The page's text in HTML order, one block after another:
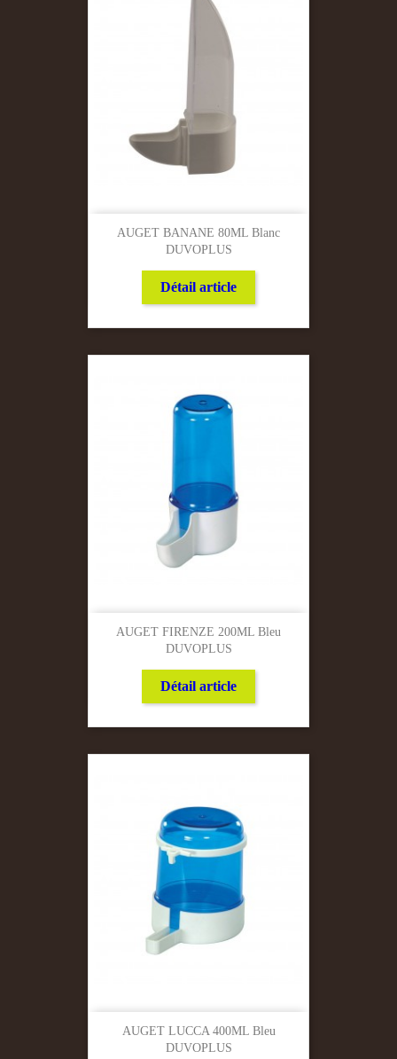
AUGET BANANE 80ML Blanc
DUVOPLUS
Détail article
AUGET FIRENZE 200ML Bleu
DUVOPLUS
Détail article
AUGET LUCCA 400ML Bleu
DUVOPLUS